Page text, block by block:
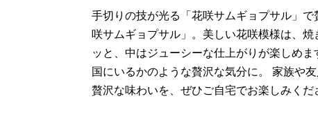
手切りの技が光る「花咲サムギョプサル」
咲サムギョプサル」。美しい花咲模様は、
ッと、中はジューシーな仕上がりが楽しめ
国にいるかのような贅沢な気分に。 家族や
贅沢な味わいを、ぜひご自宅でお楽しみくだ